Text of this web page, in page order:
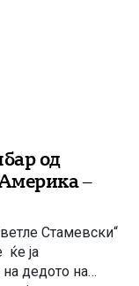
од
–
Стамевски“
ја
на дедото на